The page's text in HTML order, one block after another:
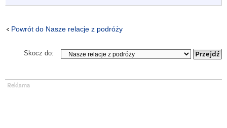
Powrót do Nasze relacje z podróży
Skocz do: